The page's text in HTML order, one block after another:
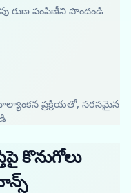
రుణ పంపిణీని పొందండి
ప్రక్రియతో, సరసమైన
కొనుగోలు